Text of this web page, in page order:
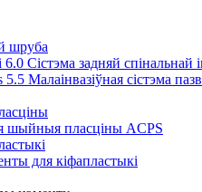
шруба
6.0 Сістэма задняй спінальнай
5.5 Малаінвазіўная сістэма
шыйныя пласціны ACPS
для кіфапластыкі